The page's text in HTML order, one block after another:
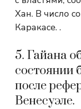
Хан. В число
Каракасе. .
5. Гайана
состоянии
после
Венесуэле.